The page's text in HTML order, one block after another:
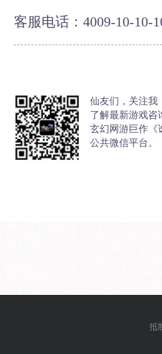
客服电话：4009-10-10-
仙友们，关注我
了解最新游戏咨
玄幻网游巨作《
公共微信平台。
抵